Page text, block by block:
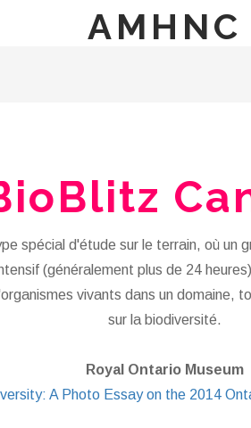
AMHNC
spécial d'étude sur le terrain, où un
(généralement plus de 24
vivants dans un domaine,
sur la biodiversité.
Royal Ontario Museum
A Photo Essay on the 2014